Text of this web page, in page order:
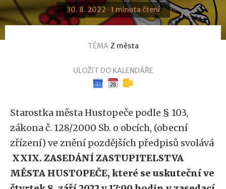
30. 8. 2022 · 1 minuta čtení
TÉMA Z města
ULOŽIT DO KALENDÁŘE
Google kalendář
iCal kalendář
Starostka města Hustopeče podle § 103,
zákona č. 128/2000 Sb. o obcích, (obecní
zřízení) ve znění pozdějších předpisů svolává
XXIX. ZASEDÁNÍ ZASTUPITELSTVA
MĚSTA HUSTOPEČE, které se uskuteční ve